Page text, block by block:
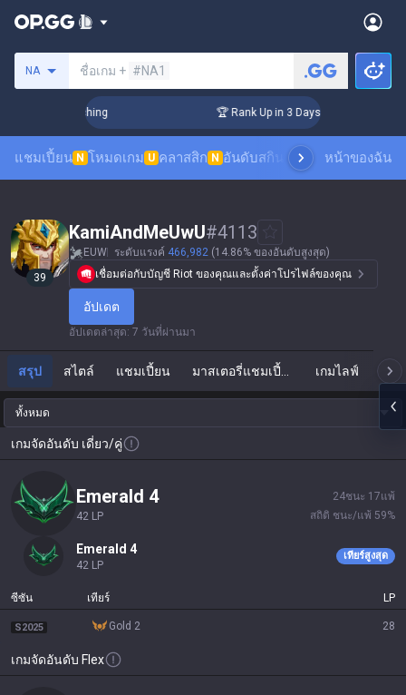
NA
ค้นหาซัมมอนเนอร์
ชื่อเกม + #NA1
Coaching 🏆 Rank Up in 3 Days! Challenger
แชมเปี้ยน N โหมดเกม U คลาสสิก N อันดับสกิน อันดับผู้เล่นดูเกมขอ
หน้าของฉัน
39
KamiAndMeUwU#4113
EUW ระดับแรงค์ 466,982 (14.86% ของอันดับสูงสุด)
เชื่อมต่อกับบัญชี Riot ของคุณและตั้งค่าโปรไฟล์ของคุณ
อัปเดต
อัปเดตล่าสุด: 7 วันที่ผ่านมา
สรุป สไตล์ แชมเปี้ยน เกมไลฟ์
ทั้งหมด
เกมจัดอันดับ เดี่ยว/คู่
emerald 4
42 LP
24ชนะ 17แพ้
สถิติ ชนะ/แพ้ 59%
emerald 4
42 LP
เทียร์สูงสุด
ซีซัน เทียร์ LP
S2025 gold 2 28
เกมจัดอันดับ Flex